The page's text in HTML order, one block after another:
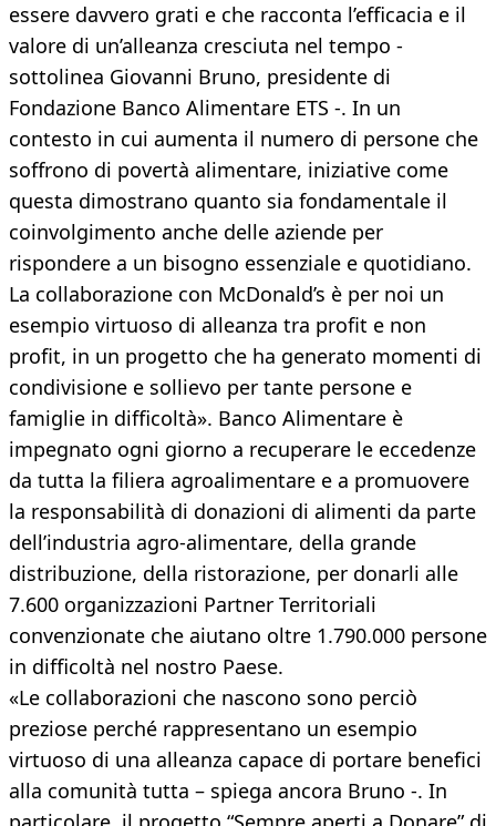
essere davvero grati e che racconta l’efficacia e il
valore di un’alleanza cresciuta nel tempo -
sottolinea Giovanni Bruno, presidente di
Fondazione Banco Alimentare ETS -. In un
contesto in cui aumenta il numero di persone che
soffrono di povertà alimentare, iniziative come
questa dimostrano quanto sia fondamentale il
coinvolgimento anche delle aziende per
rispondere a un bisogno essenziale e quotidiano.
La collaborazione con McDonald’s è per noi un
esempio virtuoso di alleanza tra profit e non
profit, in un progetto che ha generato momenti di
condivisione e sollievo per tante persone e
famiglie in difficoltà». Banco Alimentare è
impegnato ogni giorno a recuperare le eccedenze
da tutta la filiera agroalimentare e a promuovere
la responsabilità di donazioni di alimenti da parte
dell’industria agro-alimentare, della grande
distribuzione, della ristorazione, per donarli alle
7.600 organizzazioni Partner Territoriali
convenzionate che aiutano oltre 1.790.000 persone
in difficoltà nel nostro Paese.
«Le collaborazioni che nascono sono perciò
preziose perché rappresentano un esempio
virtuoso di una alleanza capace di portare benefici
alla comunità tutta – spiega ancora Bruno -. In